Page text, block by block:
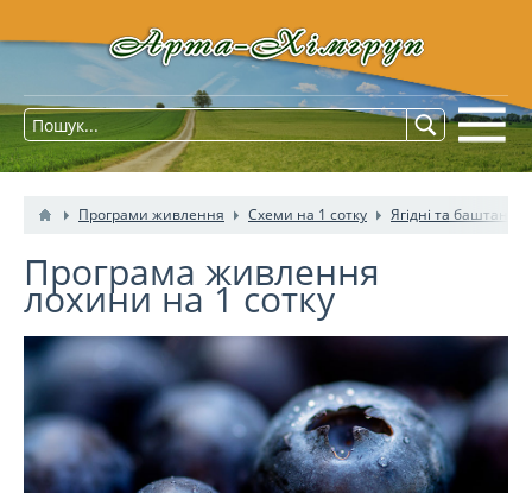
Програми живлення Схеми на 1 сотку Ягідні та баштанні
Програма живлення
лохини на 1 сотку